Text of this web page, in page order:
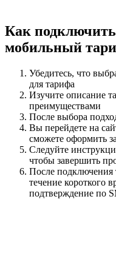
Как
мобильный
Убедитесь, что
для тарифа
Изучите описание
преимуществами
После выбора
Вы перейдете на
сможете оформить
Следуйте
чтобы завершить
После подключения
течение короткого
подтверждение по